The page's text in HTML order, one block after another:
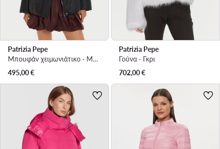
Patrizia Pepe
Μπουφάν χειμωνιάτικο · Μαύρο
495,00€
Patrizia Pepe
Γούνα · Γκρι
702,00€